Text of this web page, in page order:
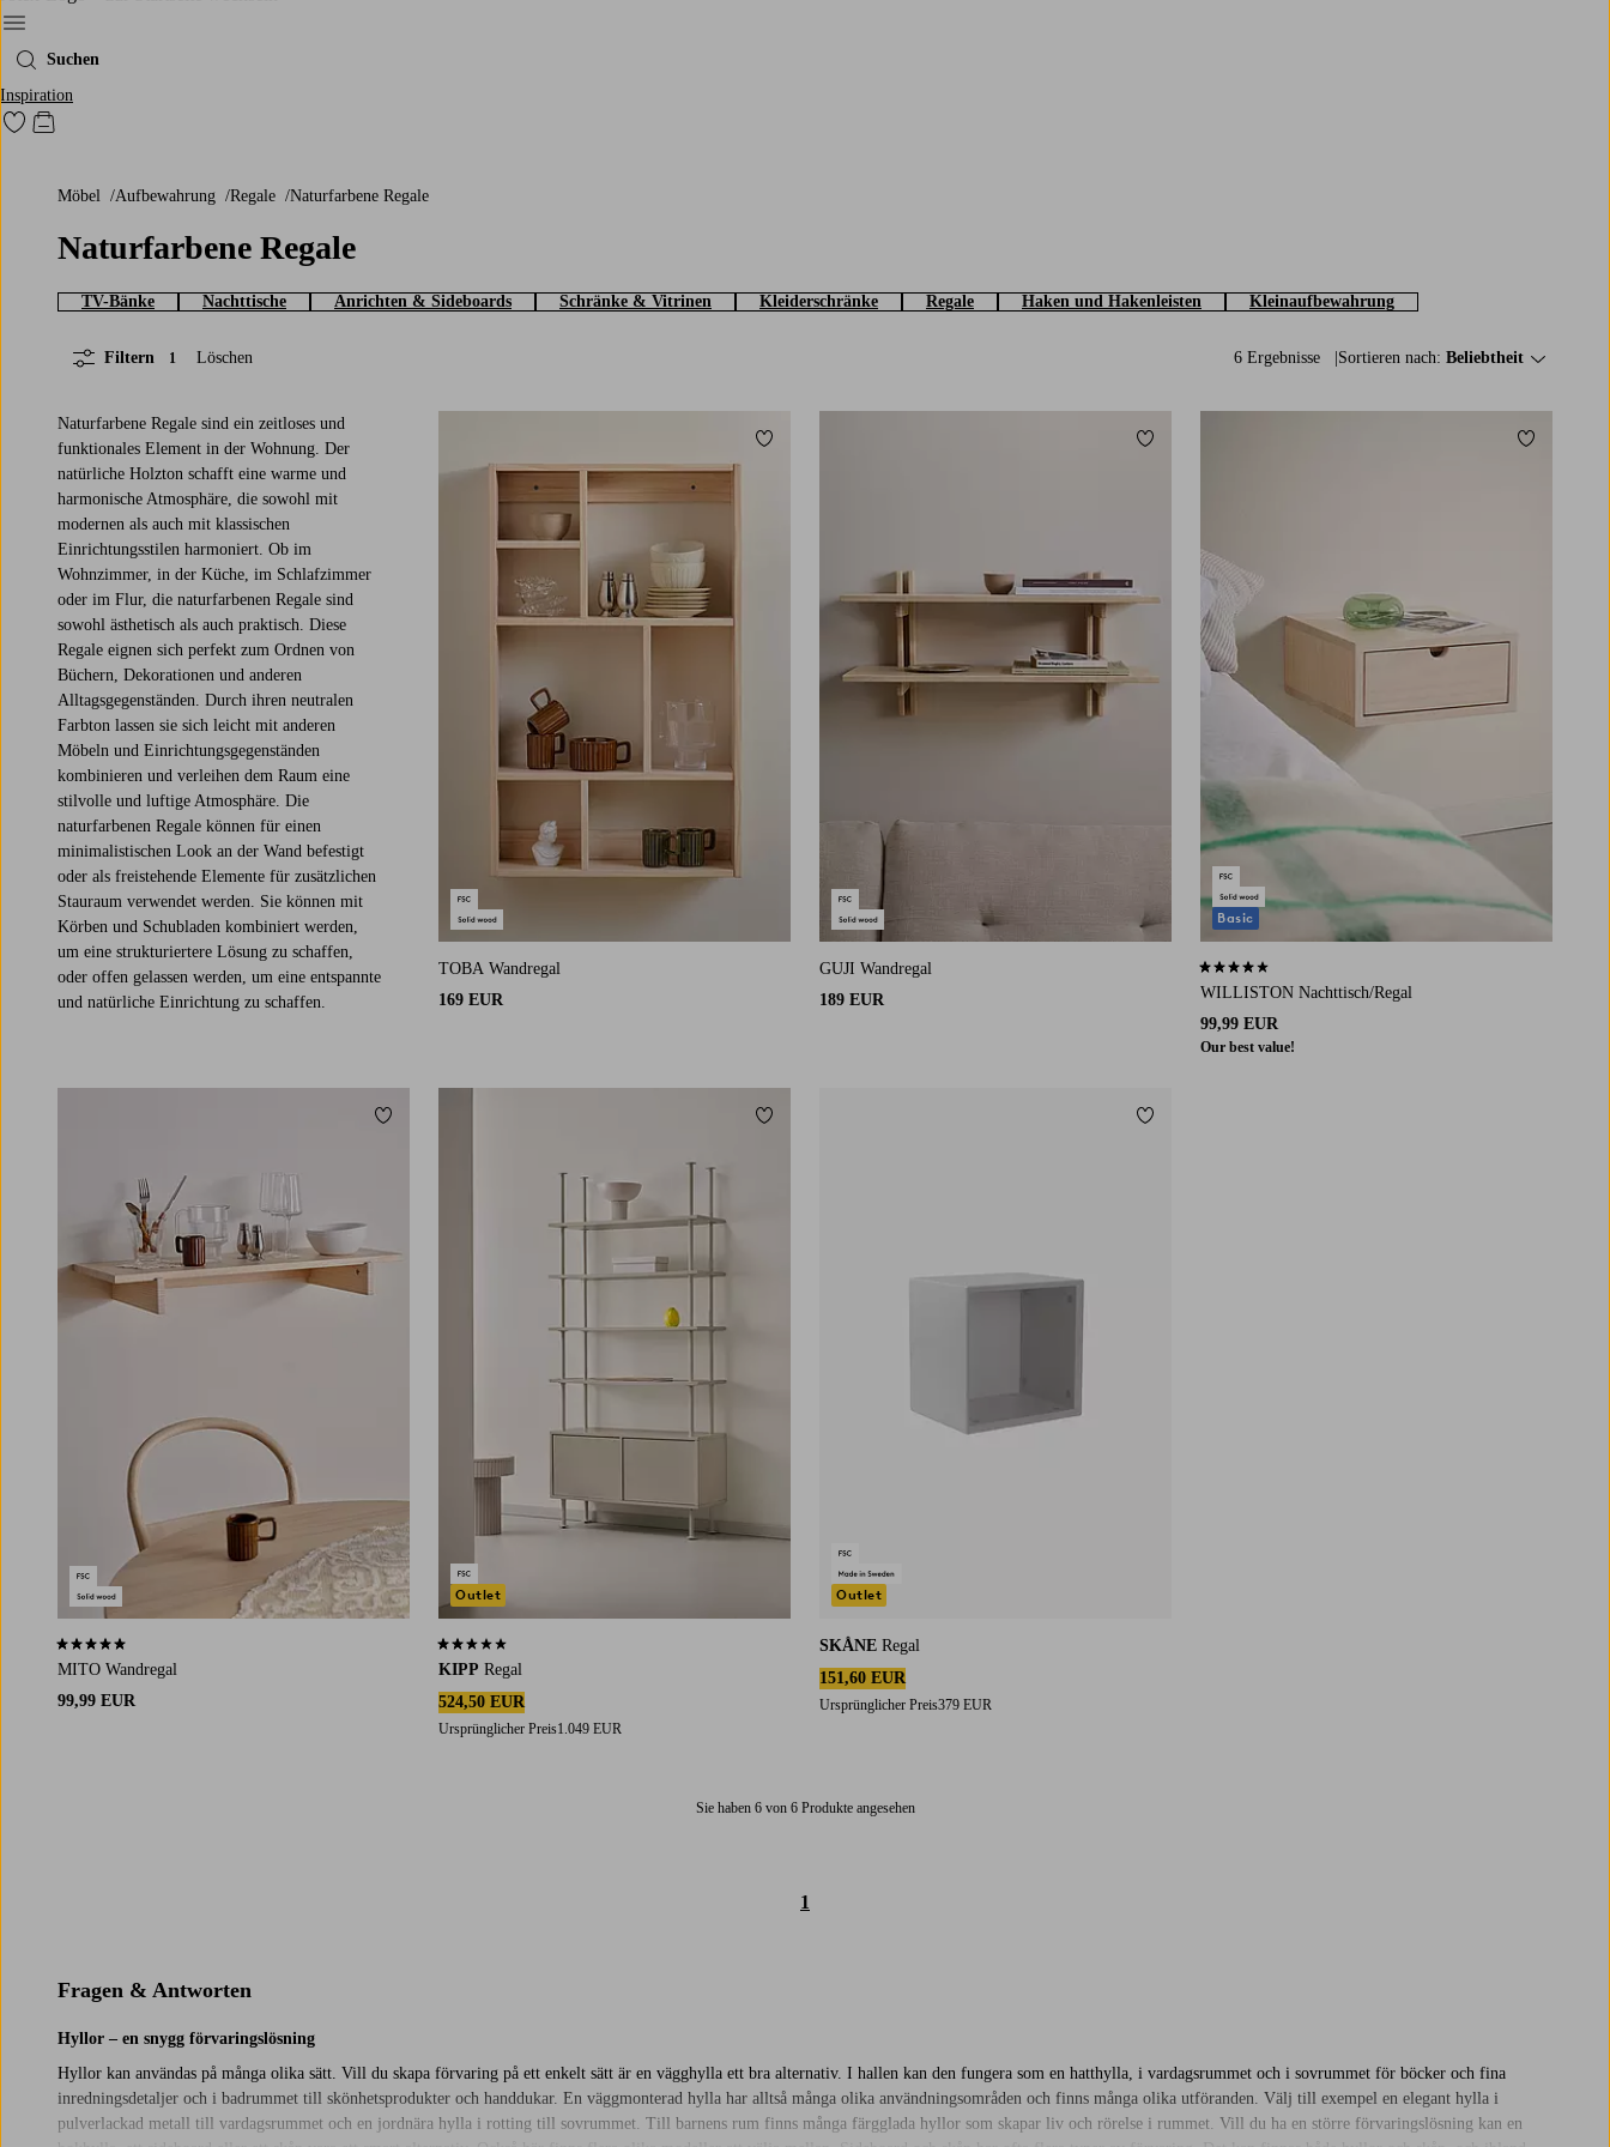
Ellos‘ Menü
Suchen
Inspiration
Zu den als Favoriten markierten Produkten gehen
Zum Warenkorb
Möbel Aufbewahrung Regale Naturfarbene Regale
Naturfarbene Regale
TV-Bänke Nachttische Anrichten & Sideboards Schränke & Vitrinen Kleiderschränke Regale Haken und Hakenleisten Kleinaufbewahrung
6 Ergebnisse Sortieren nach: Beliebtheit
Filtern 1 Löschen
Naturfarbene Regale sind ein zeitloses und
funktionales Element in der Wohnung. Der
natürliche Holzton schafft eine warme und
harmonische Atmosphäre, die sowohl mit
modernen als auch mit klassischen
Einrichtungsstilen harmoniert. Ob im
Wohnzimmer, in der Küche, im Schlafzimmer
oder im Flur, die naturfarbenen Regale sind
sowohl ästhetisch als auch praktisch. Diese
Regale eignen sich perfekt zum Ordnen von
Büchern, Dekorationen und anderen
Alltagsgegenständen. Durch ihren neutralen
Farbton lassen sie sich leicht mit anderen
Möbeln und Einrichtungsgegenständen
kombinieren und verleihen dem Raum eine
stilvolle und luftige Atmosphäre. Die
naturfarbenen Regale können für einen
minimalistischen Look an der Wand befestigt
oder als freistehende Elemente für zusätzlichen
Stauraum verwendet werden. Sie können mit
Körben und Schubladen kombiniert werden,
um eine strukturiertere Lösung zu schaffen,
oder offen gelassen werden, um eine entspannte
und natürliche Einrichtung zu schaffen.
TOBA Wandregal
169 EUR
Zu Favoriten hinzufügen
GUJI Wandregal
189 EUR
Zu Favoriten hinzufügen
WILLISTON Nachttisch/Regal
99,99 EUR
Our best value!
4,0 basierend auf 56 Bewertungen
Basic
Zu
MITO Wandregal
99,99 EUR
5,0 basierend auf 1 Bewertungen
Zu Favoriten hinzufügen
KIPP Regal
524,50 EUR
Ursprünglicher Preis1.049 EUR
2,3 basierend auf 3 Bewertungen
Outlet
Zu Favoriten hinzufügen
SKÅNE Regal
151,60 EUR
Ursprünglicher Preis379 EUR
Outlet
Zu Favoriten hinzufügen
Sie haben 6 von 6 Produkte angesehen
1
Fragen & Antworten
Hyllor – en snygg förvaringslösning
Hyllor kan användas på många olika sätt. Vill du skapa förvaring på ett enkelt sätt är en vägghylla ett bra alternativ. I hallen kan den fungera som en hatthylla, i vardagsrummet och i sovrummet för böcker och fina
inredningsdetaljer och i badrummet till skönhetsprodukter och handdukar. En väggmonterad hylla har alltså många olika användningsområden och finns många olika utföranden. Välj till exempel en elegant hylla i
pulverlackad metall till vardagsrummet och en jordnära hylla i rotting till sovrummet. Till barnens rum finns många färgglada hyllor som skapar liv och rörelse i rummet. Vill du ha en större förvaringslösning kan en